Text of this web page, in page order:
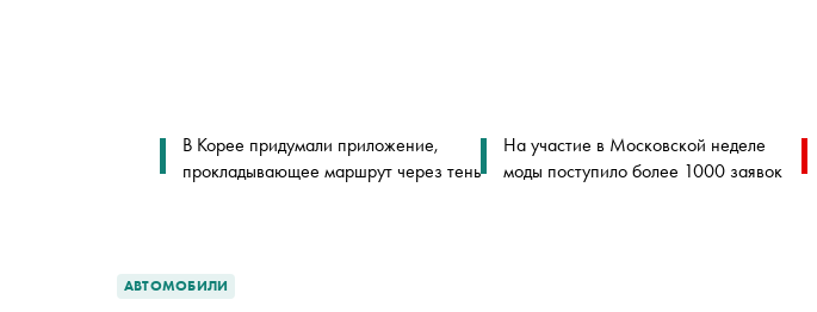
В Корее придумали приложение,
прокладывающее маршрут через тень
На участие в Московской неделе
моды поступило более 1000 заявок
АВТОМОБИЛИ